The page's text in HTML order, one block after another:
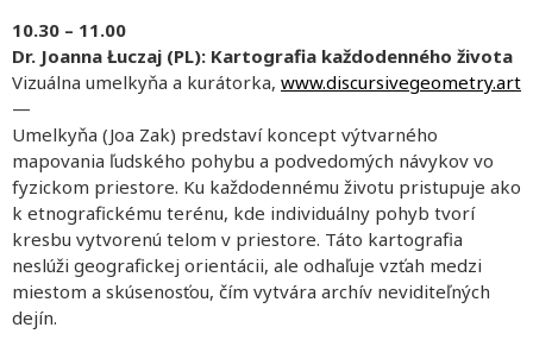
10.30 – 11.00
Dr. Joanna Łuczaj (PL): Kartografia každodenného života
Vizuálna umelkyňa a kurátorka, www.discursivegeometry.art
—
Umelkyňa (Joa Zak) predstaví koncept výtvarného
mapovania ľudského pohybu a podvedomých návykov vo
fyzickom priestore. Ku každodennému životu pristupuje ako
k etnografickému terénu, kde individuálny pohyb tvorí
kresbu vytvorenú telom v priestore. Táto kartografia
neslúži geografickej orientácii, ale odhaľuje vzťah medzi
miestom a skúsenosťou, čím vytvára archív neviditeľných
dejín.